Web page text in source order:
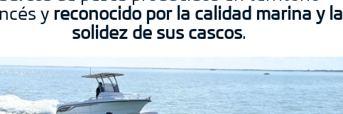
y reconocido por la calidad marina y la
solidez de sus cascos.